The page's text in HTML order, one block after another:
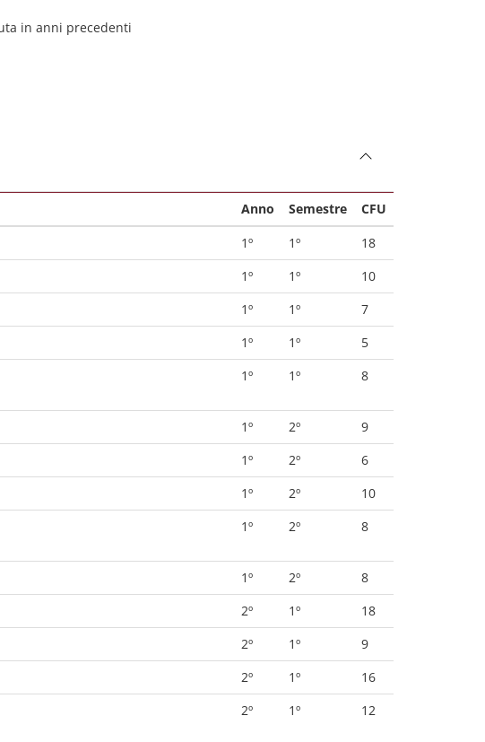
in anni precedenti
Anno Semestre
CFU
1º 1º
18
1º 1º
10
1º 1º
7
1º 1º
5
1º 1º 8
1º 2º
9
1º 2º
6
1º 2º
10
1º 2º 8
1º 2º
8
2º 1º
18
2º 1º
9
2º 1º
16
2º 1º 12